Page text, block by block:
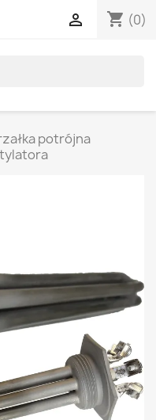
shopping_cart (0)

potrójna